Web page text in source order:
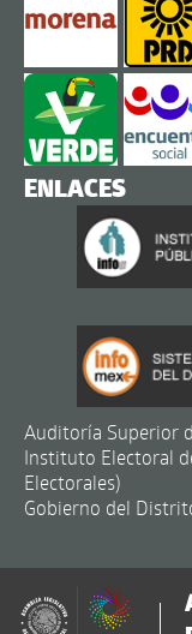
ENLACES
Auditoría Superior
Instituto Electoral
Electorales)
Gobierno del